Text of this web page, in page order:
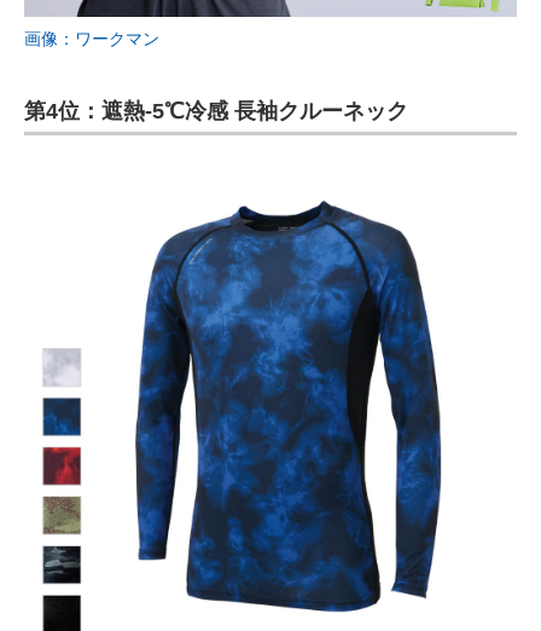
画像：ワークマン
第4位：遮熱-5℃冷感 長袖クルーネック